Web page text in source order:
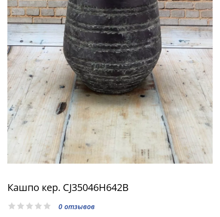
Кашпо кер. CJ35046H642B
0 отзывов